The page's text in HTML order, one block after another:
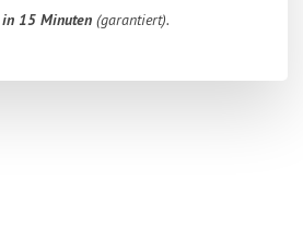
in 15 Minuten(garantiert).